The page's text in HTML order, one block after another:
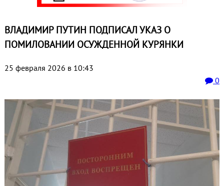
ВЛАДИМИР ПУТИН ПОДПИСАЛ УКАЗ О
ПОМИЛОВАНИИ ОСУЖДЕННОЙ КУРЯНКИ
25 февраля 2026 в 10:43
0